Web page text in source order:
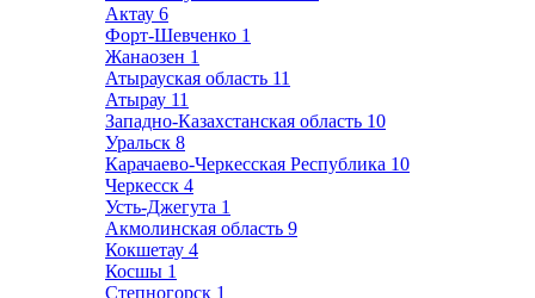
Актау 6
Форт-Шевченко 1
Жанаозен 1
Атырауская область 11
Атырау 11
Западно-Казахстанская область 10
Уральск 8
Карачаево-Черкесская Республика 10
Черкесск 4
Усть-Джегута 1
Акмолинская область 9
Кокшетау 4
Косшы 1
Степногорск 1